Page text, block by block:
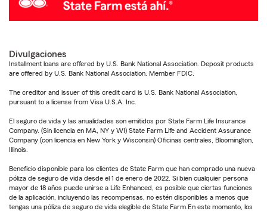
Divulgaciones
Installment loans are offered by U.S. Bank National Association. Deposit products
are offered by U.S. Bank National Association. Member FDIC.
The creditor and issuer of this credit card is U.S. Bank National Association,
pursuant to a license from Visa U.S.A. Inc.
El seguro de vida y las anualidades son emitidos por State Farm Life Insurance
Company. (Sin licencia en MA, NY y WI) State Farm Life and Accident Assurance
Company (con licencia en New York y Wisconsin) Oficinas centrales, Bloomington,
Illinois.
Beneficio disponible para los clientes de State Farm que han comprado una nueva
póliza de seguro de vida desde el 1 de enero de 2022. Si bien cualquier persona
mayor de 18 años puede unirse a Life Enhanced, es posible que ciertas funciones
de la aplicación, incluyendo las recompensas, no estén disponibles a menos que
tengas una póliza de seguro de vida elegible de State Farm.En este momento, los